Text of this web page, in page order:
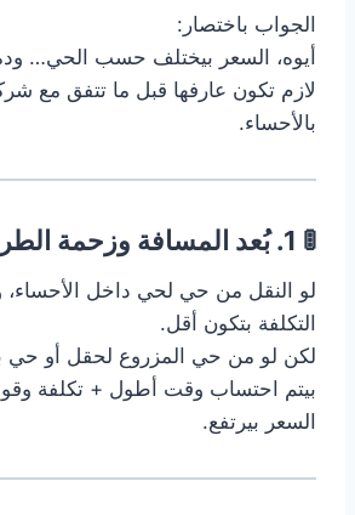
الجواب باختصار:
أيوه، السعر بيختلف حسب الحي…
لازم تكون عارفها قبل ما تتفق مع
بالأحساء.
🚦 1. بُعد المسافة وزحمة الطريق
لو النقل من حي لحي داخل الأحساء،
التكلفة بتكون أقل.
لكن لو من حي المزروع لحقل أو حي
بيتم احتساب وقت أطول + تكلفة وقود
السعر بيرتفع.